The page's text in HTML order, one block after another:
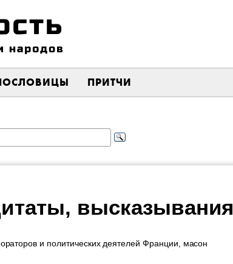
ПРИТЧИ
высказывания
и политических деятелей Франции, масон